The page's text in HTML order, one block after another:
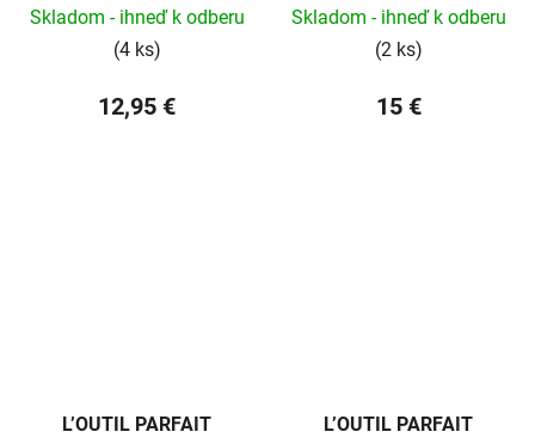
stierku 10cm
Skladom - ihneď k odberu
(4 ks)
12,95 €
stierku 15cm
Skladom - ihneď k odberu
(2 ks)
15 €
L’OUTIL PARFAIT
L’OUTIL PARFAIT